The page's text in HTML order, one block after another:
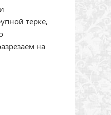
терке,
на